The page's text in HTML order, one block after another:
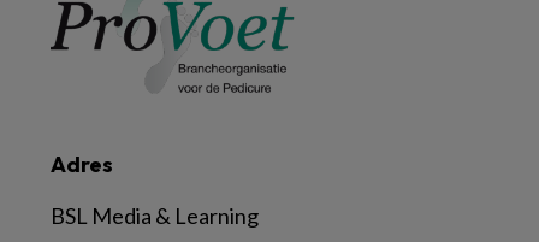
Adres
BSL Media & Learning